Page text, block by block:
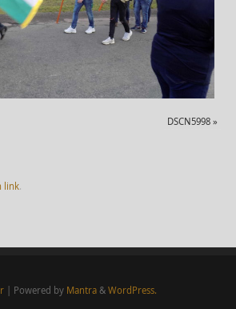
DSCN5998 »
link.
| Powered by Mantra& WordPress.